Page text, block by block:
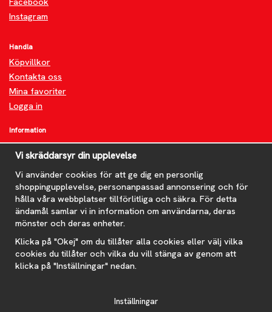
Instagram
Handla
Köpvillkor
Kontakta oss
Mina favoriter
Logga in
Information
Om oss
FAQ
Nyheter
Nyhetsbrev
Om cookies
Prenumerera på nyhetsbrevet för våra bästa erbjudanden och
nyheter!
E-
postadress
Vi skräddarsyr din upplevelse
Vi använder cookies för att ge dig en personlig
shoppingupplevelse, personanpassad annonsering och för
hålla våra webbplatser tillförlitliga och säkra. För detta
ändamål samlar vi in information om användarna, deras
mönster och deras enheter.
Klicka på "Okej" om du tillåter alla cookies eller välj vilka
cookies du tillåter och vilka du vill stänga av genom att
klicka på "Inställningar" nedan.
Inställningar